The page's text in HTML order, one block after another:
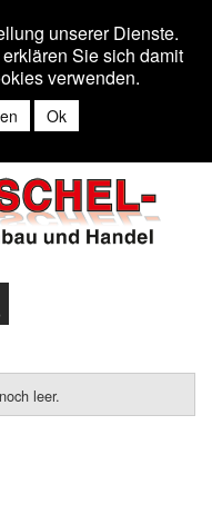
leer.
MENU Toggle
unserer Dienste.
Sie sich damit
verwenden.
Ok